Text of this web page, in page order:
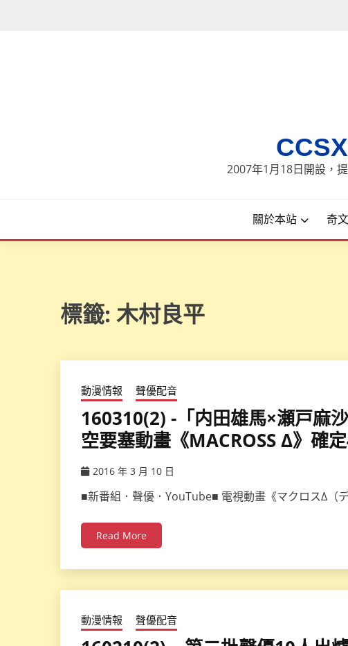
2007年1月18日開設，
關於本站 奇
標籤: 木村良平
動漫情報 聲優配音
160310(2) -「内田雄馬×瀬戸麻
空要塞動畫《MACROSS Δ》確
2016 年 3 月 10 日
■新番組．聲優．YouTube■ 電視動畫《マクロスΔ（
Read More
動漫情報 聲優配音